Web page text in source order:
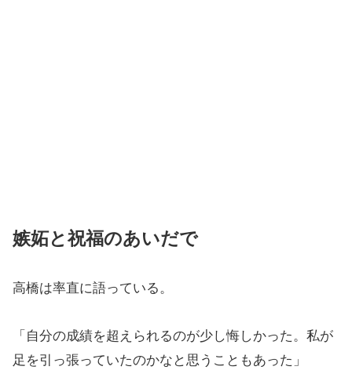
嫉妬と祝福のあいだで
高橋は率直に語っている。
「自分の成績を超えられるのが少し悔しかった。私が
足を引っ張っていたのかなと思うこともあった」